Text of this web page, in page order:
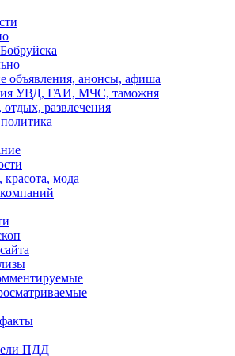
объявления, анонсы, афиша
УВД, ГАИ, МЧС, таможня
отдых, развлечения
красота, мода
ПДД